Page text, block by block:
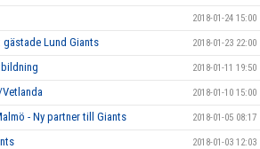
2018-01-24 15:00
Lund Giants 2018-01-23 22:00
2018-01-11 19:50
2018-01-10 15:00
- Ny partner till Giants 2018-01-05 08:17
2018-01-03 12:03